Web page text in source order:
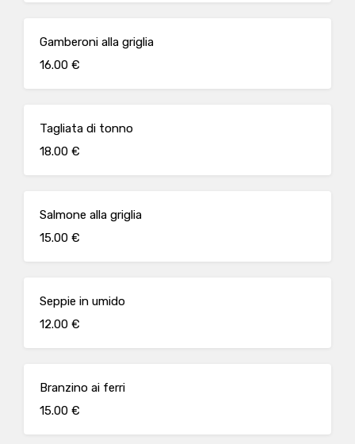
Gamberoni alla griglia
16.00 €
Tagliata di tonno
18.00 €
Salmone alla griglia
15.00 €
Seppie in umido
12.00 €
Branzino ai ferri
15.00 €